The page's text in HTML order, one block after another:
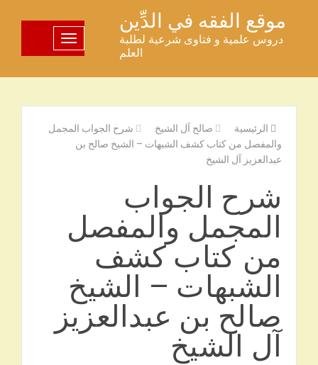
المحتوى
موقع الفقه في الدِّين
دروس علمية و فتاوى شرعية لطلبة
العلم
تبديل اللوحة
الرئيسية صالح آل الشيخ
شرح الجواب المجمل
والمفصل من كتاب كشف الشبهات – الشيخ صالح بن
عبدالعزيز آل الشيخ
شرح الجواب
المجمل والمفصل
من كتاب كشف
الشبهات – الشيخ
صالح بن عبدالعزيز
آل الشيخ